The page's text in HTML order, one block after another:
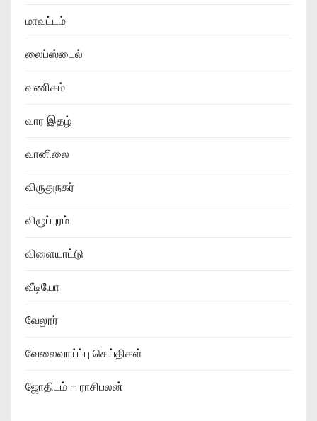
மாவட்டம்
லைப்ஸ்டைல்
வணிகம்
வார இதழ்
வானிலை
விருதுநகர்
விழுப்புரம்
விளையாட்டு
வீடியோ
வேலூர்
வேலைவாய்ப்பு செய்திகள்
ஜோதிடம் – ராசிபலன்